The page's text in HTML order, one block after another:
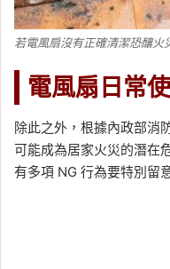
若電風扇沒有正確清潔恐釀火
電風扇日常
除此之外，根據內政部消
可能成為居家火災的潛在
有多項 NG 行為要特別留